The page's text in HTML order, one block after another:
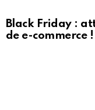
Black Friday :
de e-commerce !